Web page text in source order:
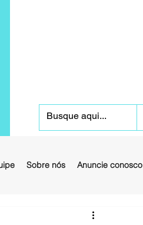
Sobre nós Anuncie conosco